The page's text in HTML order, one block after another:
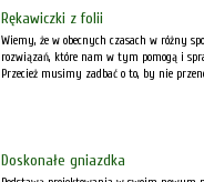
Rękawiczki z folii
Wiemy, że w obecnych czasach w różny
rozwiązań, które nam w tym pomogą i
Przecież musimy zadbać o to, by nie
Doskonałe gniazdka